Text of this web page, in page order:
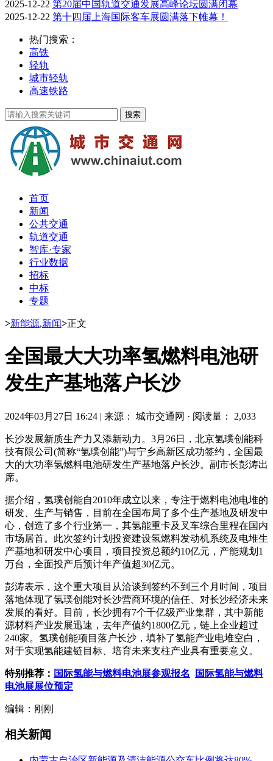
2025-12-22 第20届中国轨道交通发展高峰论坛圆满闭幕
2025-12-22 第十四届上海国际客车展圆满落下帷幕！
热门搜索：
高铁
轻轨
城市轻轨
高速铁路
首页
新闻
公共交通
轨道交通
智库·专家
行业数据
招标
中标
专题
>新能源,新闻>正文
全国最大大功率氢燃料电池研
发生产基地落户长沙
2024年03月27日 16:24 | 来源： 城市交通网 · 阅读量： 2,033
长沙发展新质生产力又添新动力。3月26日，北京氢璞创能科
技有限公司(简称“氢璞创能”)与宁乡高新区成功签约，全国最
大的大功率氢燃料电池研发生产基地落户长沙。副市长彭涛出
席。
据介绍，氢璞创能自2010年成立以来，专注于燃料电池电堆的
研发、生产与销售，目前在全国布局了多个生产基地及研发中
心，创造了多个行业第一，其氢能重卡及叉车综合里程在国内
市场居首。此次签约计划投资建设氢燃料发动机系统及电堆生
产基地和研发中心项目，项目投资总额约10亿元，产能规划1
万台，全面投产后预计年产值超30亿元。
彭涛表示，这个重大项目从洽谈到签约不到三个月时间，项目
落地体现了氢璞创能对长沙营商环境的信任、对长沙经济未来
发展的看好。目前，长沙拥有7个千亿级产业集群，其中新能
源材料产业发展迅速，去年产值约1800亿元，链上企业超过
240家。氢璞创能项目落户长沙，填补了氢能产业电堆空白，
对于实现氢能建链目标、培育未来支柱产业具有重要意义。
特别推荐： 国际氢能与燃料电池展参观报名
国际氢能与燃料
电池展展位预定
编辑：刚刚
相关新闻